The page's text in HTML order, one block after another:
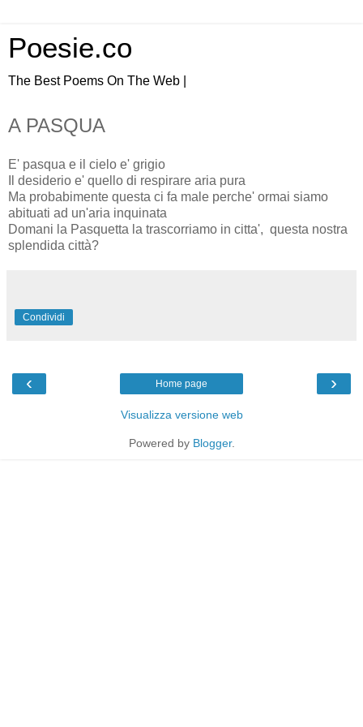
Poesie.co
The Best Poems On The Web |
A PASQUA
E' pasqua e il cielo e' grigio
Il desiderio e' quello di respirare aria pura
Ma probabimente questa ci fa male perche' ormai siamo
abituati ad un'aria inquinata
Domani la Pasquetta la trascorriamo in citta', questa nostra
splendida città?
Condividi
‹ ›
Home page
Visualizza versione web
Powered by Blogger.